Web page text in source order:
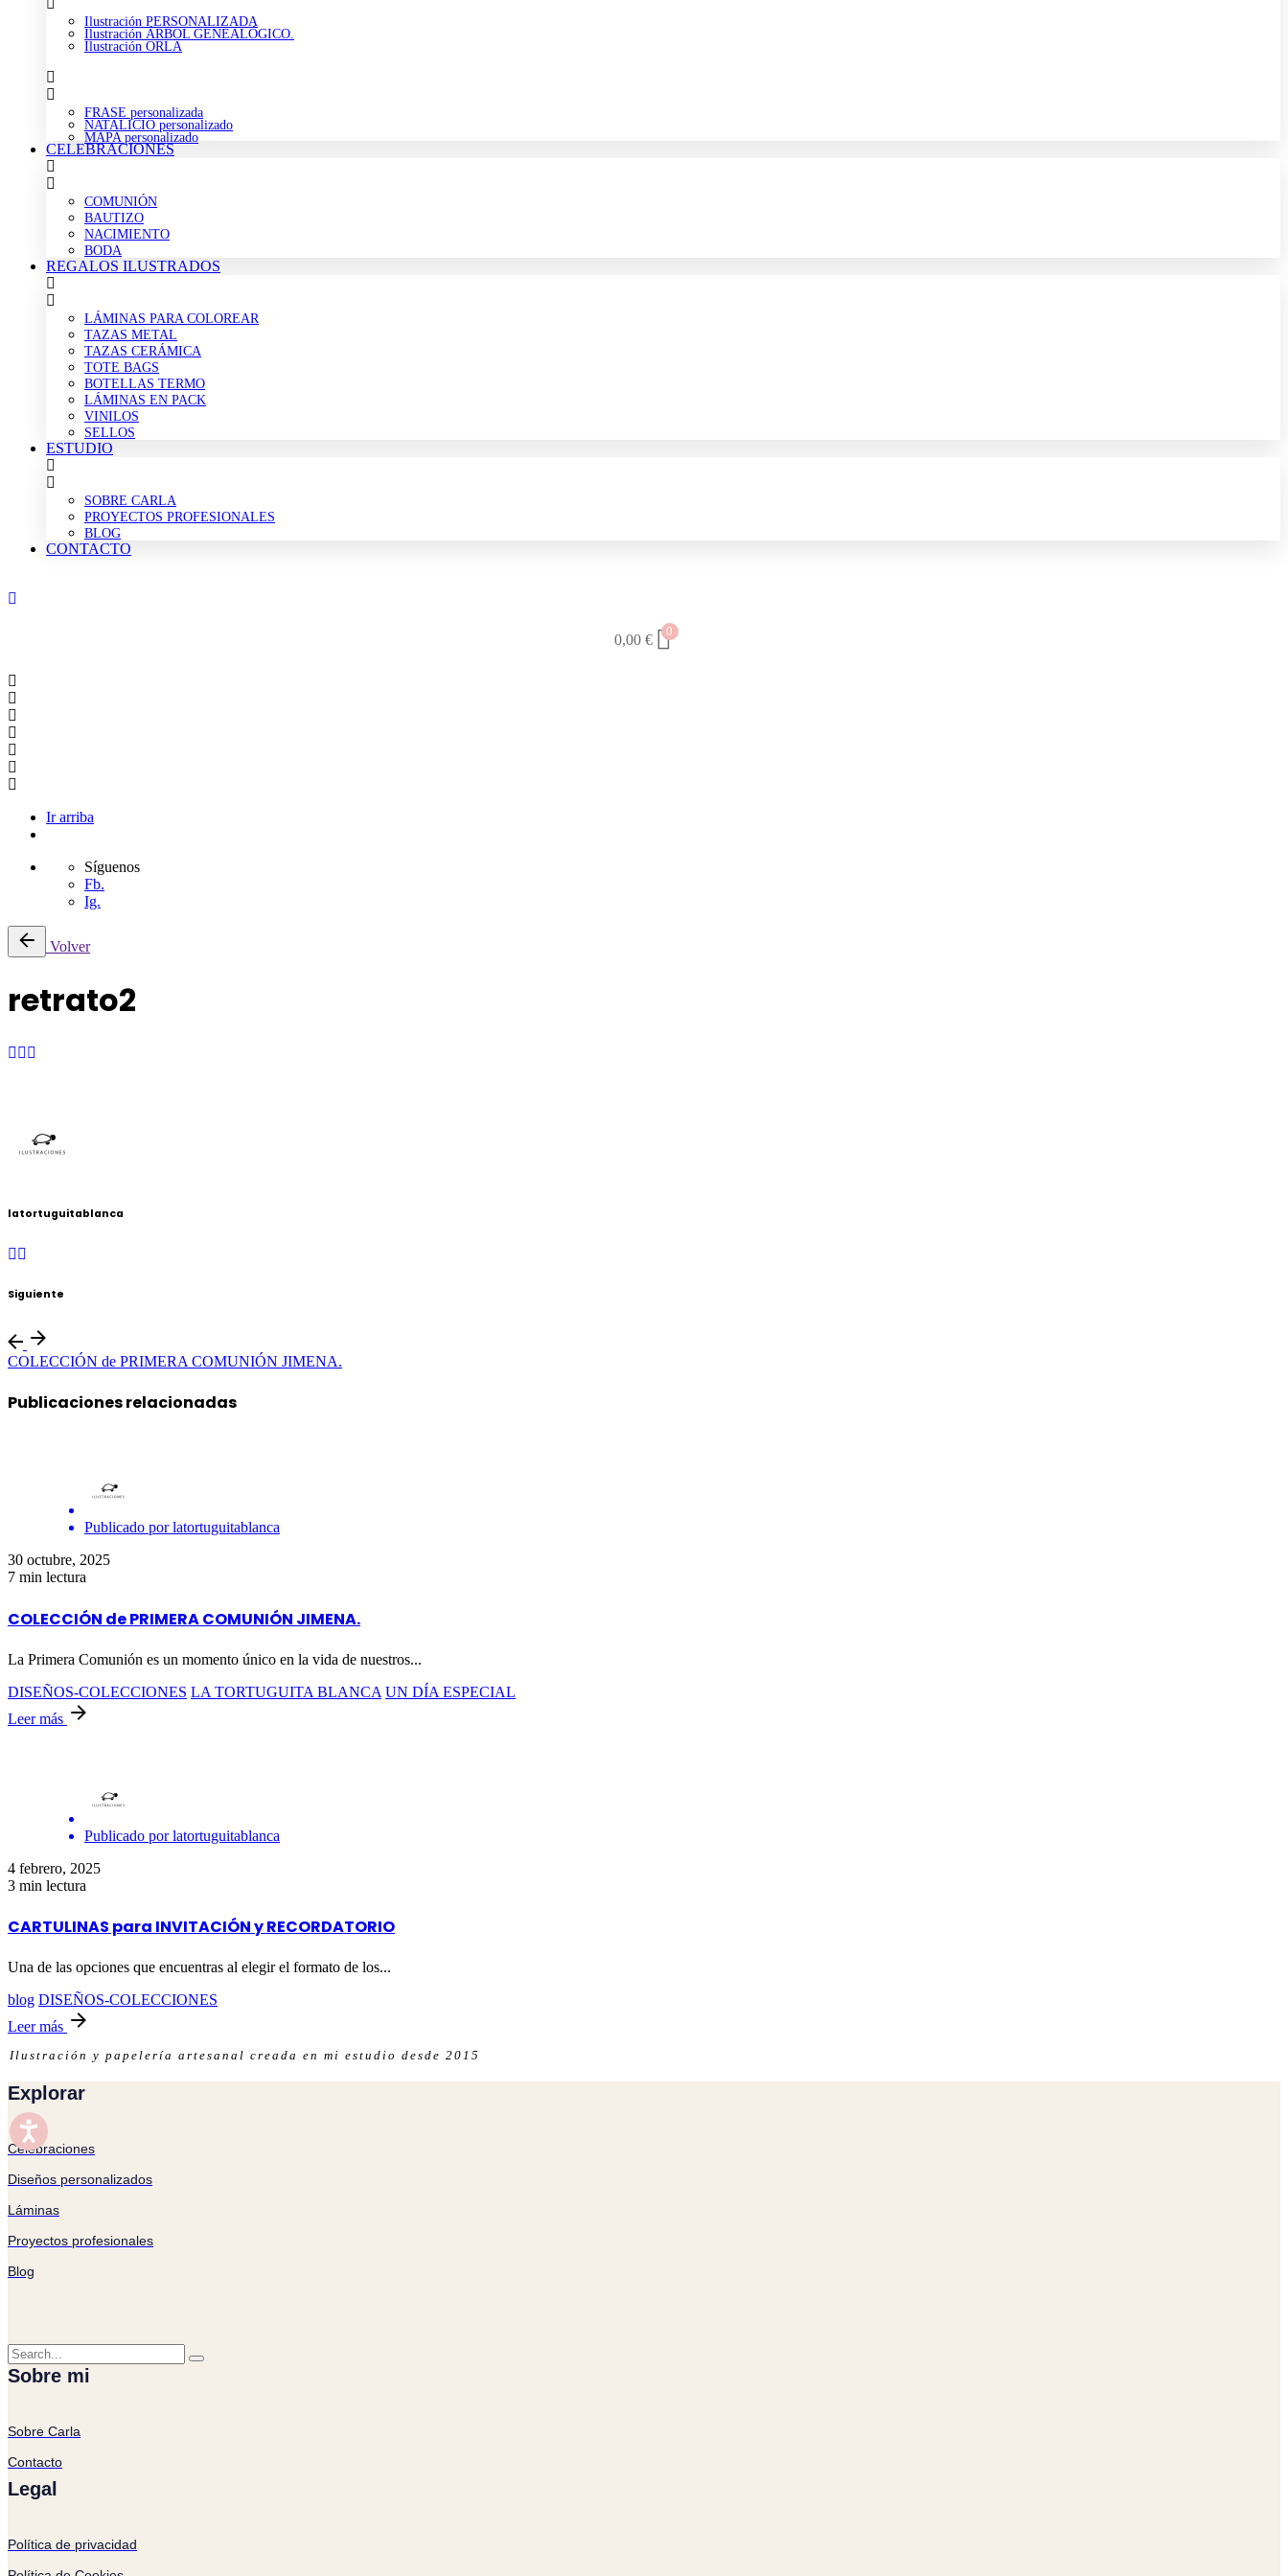
Ilustración PERSONALIZADA
Ilustración ÁRBOL GENEALÓGICO.
Ilustración ORLA
FRASE personalizada
NATALICIO personalizado
MAPA personalizado
CELEBRACIONES
COMUNIÓN
BAUTIZO
NACIMIENTO
BODA
REGALOS ILUSTRADOS
LÁMINAS PARA COLOREAR
TAZAS METAL
TAZAS CERÁMICA
TOTE BAGS
BOTELLAS TERMO
LÁMINAS EN PACK
VINILOS
SELLOS
ESTUDIO
SOBRE CARLA
PROYECTOS PROFESIONALES
BLOG
CONTACTO
0,00 €
0
Ir arriba
Síguenos
Fb.
Ig.
Saltar
Volver
retrato2
latortuguitablanca
Siguiente
COLECCIÓN de PRIMERA COMUNIÓN JIMENA.
Publicaciones relacionadas
Publicado por latortuguitablanca
30 octubre, 2025
7 min lectura
COLECCIÓN de PRIMERA COMUNIÓN JIMENA.
La Primera Comunión es un momento único en la vida de nuestros...
DISEÑOS-COLECCIONES LA TORTUGUITA BLANCA UN DÍA ESPECIAL
Leer más
Publicado por latortuguitablanca
4 febrero, 2025
3 min lectura
CARTULINAS para INVITACIÓN y RECORDATORIO
Una de las opciones que encuentras al elegir el formato de los...
blog DISEÑOS-COLECCIONES
Leer más
Ilustración y papelería artesanal creada en mi estudio desde 2015
Explorar
Celebraciones
Diseños personalizados
Láminas
Proyectos profesionales
Blog
Sobre mi
Sobre Carla
Contacto
Legal
Política de privacidad